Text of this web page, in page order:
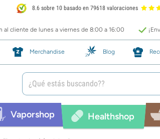
8.6 sobre 10 basado en 79618 valoraciones
al cliente de lunes a viernes de 8:00 a 16:00
Merchandise Blog
Vaporshop Healthshop